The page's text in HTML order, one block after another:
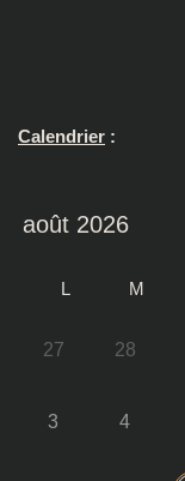
Calendrier :
L M
27 28
3 4